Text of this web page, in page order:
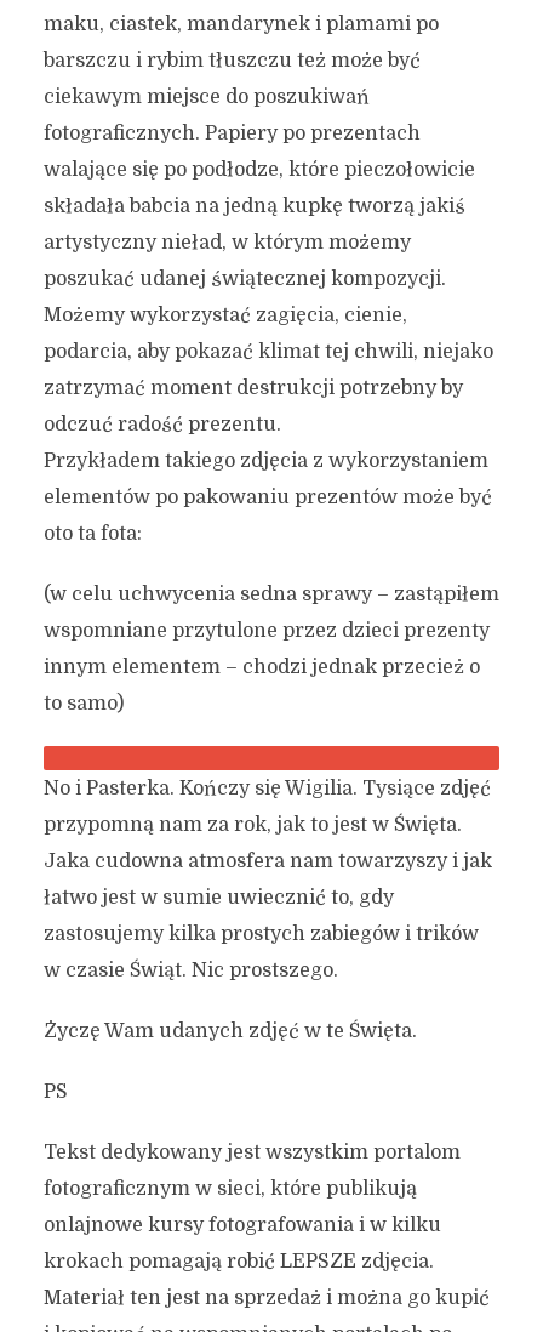
maku, ciastek, mandarynek i plamami po
barszczu i rybim tłuszczu też może być
ciekawym miejsce do poszukiwań
fotograficznych. Papiery po prezentach
walające się po podłodze, które pieczołowicie
składała babcia na jedną kupkę tworzą jakiś
artystyczny nieład, w którym możemy
poszukać udanej świątecznej kompozycji.
Możemy wykorzystać zagięcia, cienie,
podarcia, aby pokazać klimat tej chwili, niejako
zatrzymać moment destrukcji potrzebny by
odczuć radość prezentu.
Przykładem takiego zdjęcia z wykorzystaniem
elementów po pakowaniu prezentów może być
oto ta fota:
(w celu uchwycenia sedna sprawy – zastąpiłem
wspomniane przytulone przez dzieci prezenty
innym elementem – chodzi jednak przecież o
to samo)
No i Pasterka. Kończy się Wigilia. Tysiące zdjęć
przypomną nam za rok, jak to jest w Święta.
Jaka cudowna atmosfera nam towarzyszy i jak
łatwo jest w sumie uwiecznić to, gdy
zastosujemy kilka prostych zabiegów i trików
w czasie Świąt. Nic prostszego.
Życzę Wam udanych zdjęć w te Święta.
PS
Tekst dedykowany jest wszystkim portalom
fotograficznym w sieci, które publikują
onlajnowe kursy fotografowania i w kilku
krokach pomagają robić LEPSZE zdjęcia.
Materiał ten jest na sprzedaż i można go kupić